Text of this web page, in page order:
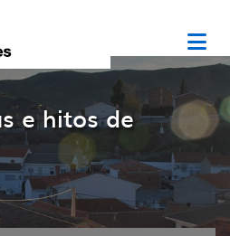
e hitos de